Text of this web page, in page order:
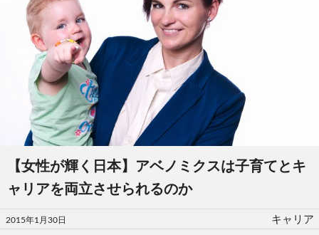
【女性が輝く日本】アベノミクスは子育てとキ
ャリアを両立させられるのか
投
稿
2015年1月30日 キャリア